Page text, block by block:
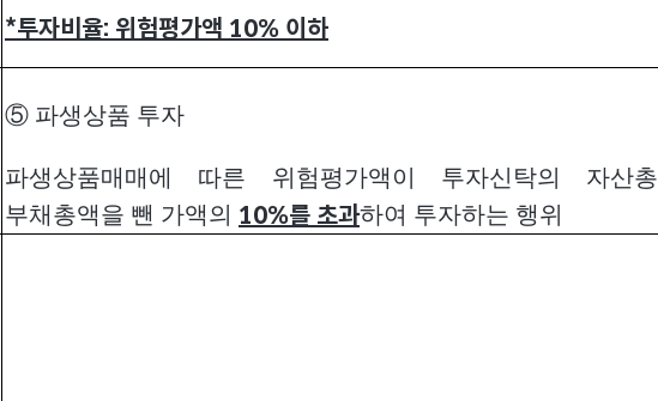
*투자비율: 위험평가액 10% 이하
⑤ 파생상품 투자
파생상품매매에 따른 위험평가액이 투자신탁의 자산총
부채총액을 뺀 가액의 10%를 초과하여 투자하는 행위